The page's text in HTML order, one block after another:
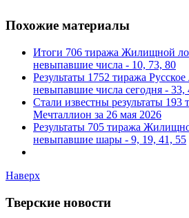
Похожие материалы
Итоги 706 тиража Жилищной
невыпавшие числа - 10, 73, 80
Результаты 1752 тиража
невыпавшие числа сегодня - 33,
Стали известны результаты 193
Мечталлион за 26 мая 2026
Результаты 705 тиража
невыпавшие шары - 9, 19, 41, 55
Наверх
Тверские новости